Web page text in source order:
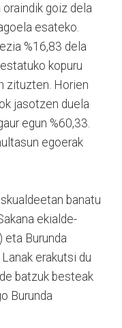
goiz dela
esateko.
%16,83 dela
kopuru
zituzten. Horien
jasotzen duela
egun %60,33.
egoerak
banatu
ekialde-
eta Burunda
erakutsi du
batzuk besteak
Burunda